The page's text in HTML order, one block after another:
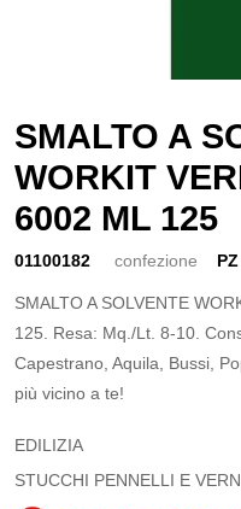
SMALTO A
WORKIT
6002 ML 125
01100182 confezione
SMALTO A SOLVENTE
125. Resa: Mq./Lt. 8-10.
Capestrano, Aquila, Bussi,
più vicino a te!
EDILIZIA
STUCCHI PENNELLI E